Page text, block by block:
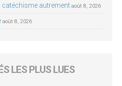
catéchisme autrement août 8, 2026
août 8, 2026
LES PLUS LUES